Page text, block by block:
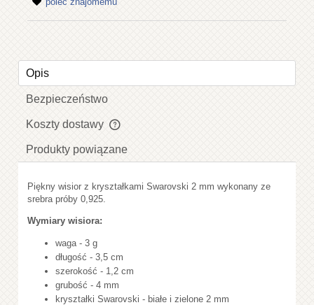
Opis
Bezpieczeństwo
Koszty dostawy
Cena nie zawiera ewentualnych kosztów płatności
Produkty powiązane
Piękny wisior z kryształkami Swarovski 2 mm wykonany ze
srebra próby 0,925.
Wymiary wisiora:
waga - 3 g
długość - 3,5 cm
szerokość - 1,2 cm
grubość - 4 mm
kryształki Swarovski - białe i zielone 2 mm